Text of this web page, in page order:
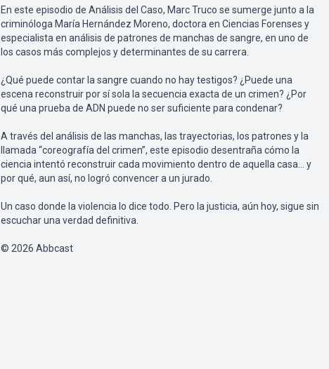
En este episodio de Análisis del Caso, Marc Truco se sumerge junto a la
criminóloga María Hernández Moreno, doctora en Ciencias Forenses y
especialista en análisis de patrones de manchas de sangre, en uno de
los casos más complejos y determinantes de su carrera.
¿Qué puede contar la sangre cuando no hay testigos? ¿Puede una
escena reconstruir por sí sola la secuencia exacta de un crimen? ¿Por
qué una prueba de ADN puede no ser suficiente para condenar?
A través del análisis de las manchas, las trayectorias, los patrones y la
llamada “coreografía del crimen”, este episodio desentraña cómo la
ciencia intentó reconstruir cada movimiento dentro de aquella casa… y
por qué, aun así, no logró convencer a un jurado.
Un caso donde la violencia lo dice todo. Pero la justicia, aún hoy, sigue sin
escuchar una verdad definitiva.
© 2026 Abbcast